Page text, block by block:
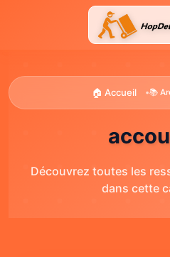
🏠 Accueil •📚
Découvrez toutes les
dans cette